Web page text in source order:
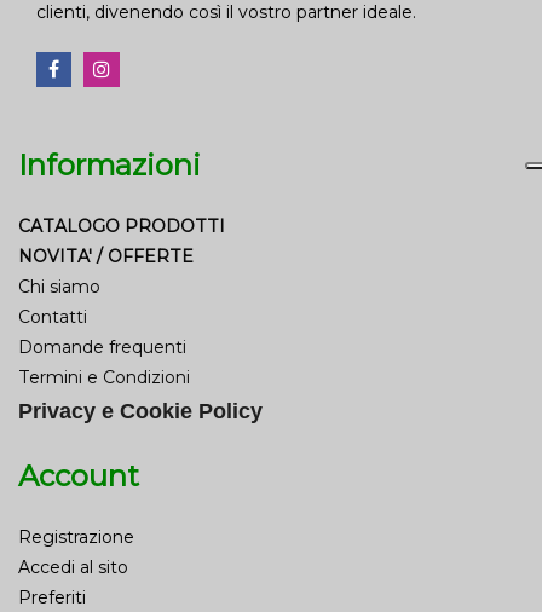
clienti, divenendo così il vostro partner ideale.
Informazioni
CATALOGO PRODOTTI
NOVITA' / OFFERTE
Chi siamo
Contatti
Domande frequenti
Termini e Condizioni
Privacy e Cookie Policy
Account
Registrazione
Accedi al sito
Preferiti